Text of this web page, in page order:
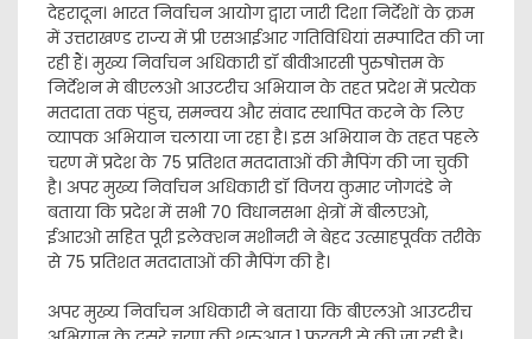
देहरादून। भारत निर्वाचन आयोग द्वारा जारी दिशा निर्देशों के क्रम
में उत्तराखण्ड राज्य में प्री एसआईआर गतिविधियां सम्पादित की जा
रही हैं। मुख्य निर्वाचन अधिकारी डॉ बीवीआरसी पुरुषोत्तम के
निर्देशन मे बीएलओ आउटरीच अभियान के तहत प्रदेश में प्रत्येक
मतदाता तक पंहुच, समन्वय और संवाद स्थापित करने के लिए
व्यापक अभियान चलाया जा रहा है। इस अभियान के तहत पहले
चरण में प्रदेश के 75 प्रतिशत मतदाताओं की मैपिंग की जा चुकी
है। अपर मुख्य निर्वाचन अधिकारी डॉ विजय कुमार जोगदंडे ने
बताया कि प्रदेश में सभी 70 विधानसभा क्षेत्रों में बीलएओ,
ईआरओ सहित पूरी इलेक्शन मशीनरी ने बेहद उत्साहपूर्वक तरीके
से 75 प्रतिशत मतदाताओं की मैपिंग की है।
अपर मुख्य निर्वाचन अधिकारी ने बताया कि बीएलओ आउटरीच